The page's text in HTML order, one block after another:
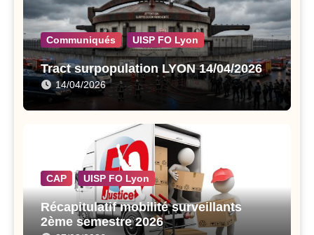
Communiqués UISP FO Lyon
Tract surpopulation LYON 14/04/2026
14/04/2026
CAP UISP FO Lyon
Récapitulatif mobilité surveillants
2ème semestre 2026